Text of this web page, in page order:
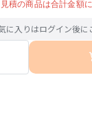
積の商品は合計金額
に入りはログイン後に